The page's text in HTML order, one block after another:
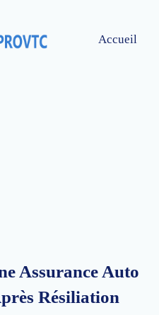
Accueil
Assurance Auto
Résiliation